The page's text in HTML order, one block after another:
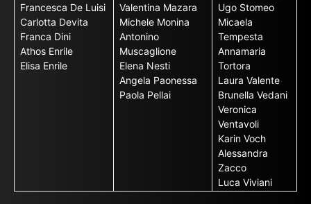
Francesca De Luisi
Carlotta Devita
Franca Dini
Athos Enrile
Elisa Enrile
Valentina Mazara
Michele Monina
Antonino
Muscaglione
Elena Nesti
Angela Paonessa
Paola Pellai
Ugo Stomeo
Micaela
Tempesta
Annamaria
Tortora
Laura Valente
Brunella Vedani
Veronica
Ventavoli
Karin Voch
Alessandra
Zacco
Luca Viviani